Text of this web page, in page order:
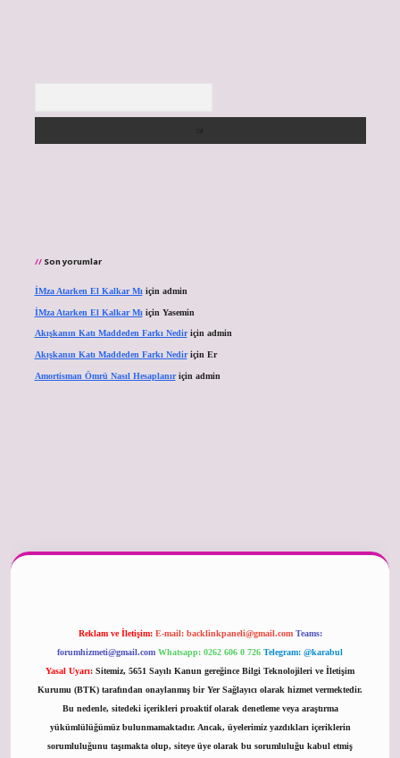
Son yorumlar
İMza Atarken El Kalkar Mıiçin admin
İMza Atarken El Kalkar Mıiçin Yasemin
Akışkanın Katı Maddeden Farkı Nediriçin admin
Akışkanın Katı Maddeden Farkı Nediriçin Er
Amortisman Ömrü Nasıl Hesaplanıriçin admin
Reklam ve İletişim: E-mail: backlinkpaneli@gmail.com Teams:
forumhizmeti@gmail.com Whatsapp: 0262 606 0 726 Telegram: @karabul
Yasal Uyarı: Sitemiz, 5651 Sayılı Kanun gereğince Bilgi Teknolojileri ve İletişim
Kurumu (BTK) tarafından onaylanmış bir Yer Sağlayıcı olarak hizmet vermektedir.
Bu nedenle, sitedeki içerikleri proaktif olarak denetleme veya araştırma
yükümlülüğümüz bulunmamaktadır. Ancak, üyelerimiz yazdıkları içeriklerin
sorumluluğunu taşımakta olup, siteye üye olarak bu sorumluluğu kabul etmiş